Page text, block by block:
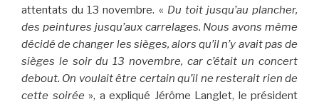
attentats du 13 novembre. « Du toit jusqu’au plancher,
des peintures jusqu’aux carrelages. Nous avons même
décidé de changer les sièges, alors qu’il n’y avait pas de
sièges le soir du 13 novembre, car c’était un concert
debout. On voulait être certain qu’il ne resterait rien de
cette soirée », a expliqué Jérôme Langlet, le président